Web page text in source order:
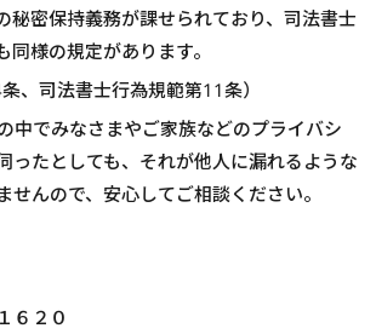
秘密保持義務が課せられており、司法書士
様の規定があります。
、司法書士行為規範第11条）
中でみなさまやご家族などのプライバシ
ったとしても、それが他人に漏れるような
せんので、安心してご相談ください。
６２０